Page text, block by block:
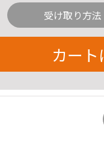
受け取り方
カート